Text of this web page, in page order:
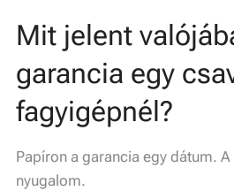
Mit jelent
garancia egy
fagyigépnél?
Papíron a garancia egy dátum.
nyugalom.